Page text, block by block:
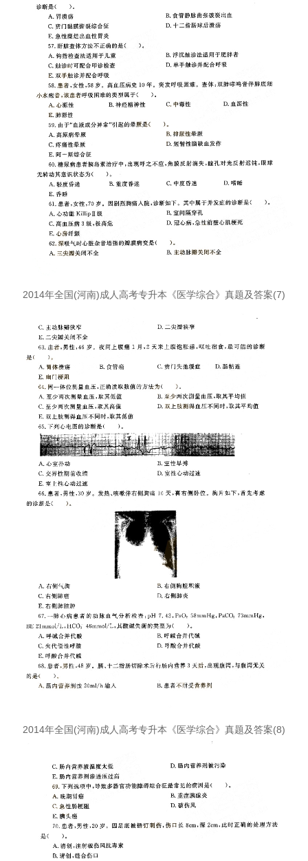
2014年全国(河南)成人高考专升本《医学综合》真题及答案(7)
2014年全国(河南)成人高考专升本《医学综合》真题及答案(8)